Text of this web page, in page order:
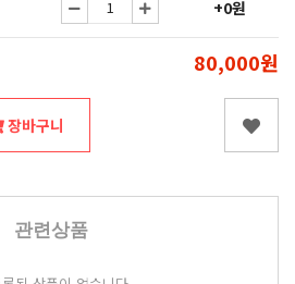
+0원
80,000원
장바구니
관련상품